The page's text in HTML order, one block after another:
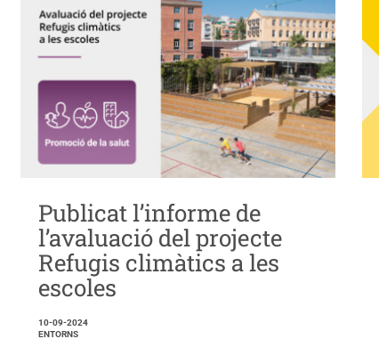
Publicat l’informe de
l’avaluació del projecte
Refugis climàtics a les
escoles
10-09-2024
ENTORNS